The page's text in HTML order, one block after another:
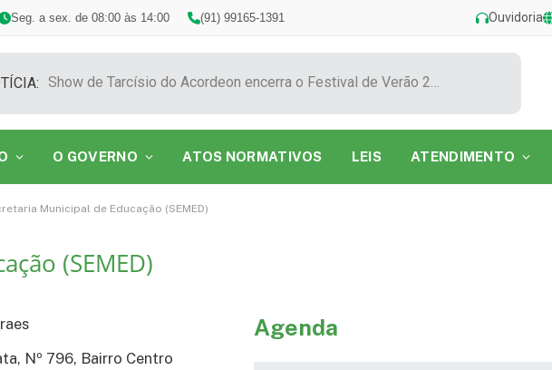
Seg. a sex. de 08:00 às 14:00 (91) 99165-1391 Ouvidoria
Show de Tarcísio do Acordeon encerra o Festival de Verão 2026 na Praia do Caripi
O GOVERNO ATOS NORMATIVOS LEIS ATENDIMENTO
Municipal de Educação (SEMED)
(SEMED)
Nº 796, Bairro Centro
Agenda